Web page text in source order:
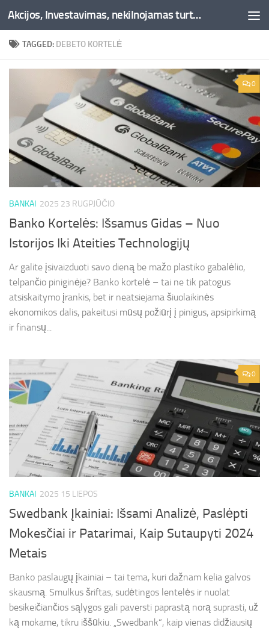
Skip to content Akcijos, Investavimas, nekilnojamas turtas, kriptovaliutos - Besociai.lt
TAGGED: DEBETO KORTELĖ
0
BANKAI 2025 23 RUGPJŪČIO
Banko Kortelės: Išsamus Gidas – Nuo
Istorijos Iki Ateities Technologijų
Ar galite įsivaizduoti savo dieną be mažo plastiko gabalėlio,
telpančio piniginėje? Banko kortelė – tai ne tik patogus
atsiskaitymo įrankis, bet ir neatsiejama šiuolaikinės
ekonomikos dalis, pakeitusi mūsų požiūrį į pinigus, apsipirkimą
ir finansų...
0
BANKAI 2025 15 LIEPOS
Swedbank Įkainiai: Išsami Analizė, Paslėpti
Mokesčiai ir Patarimai, Kaip Sutaupyti 2024
Metais
Banko paslaugų įkainiai – tai tema, kuri dažnam kelia galvos
skausmą. Smulkus šriftas, sudėtingos lentelės ir nuolat
besikeičiančios sąlygos gali paversti paprastą norą suprasti, už
ką mokame, tikru iššūkiu. „Swedbank“, kaip vienas didžiausių